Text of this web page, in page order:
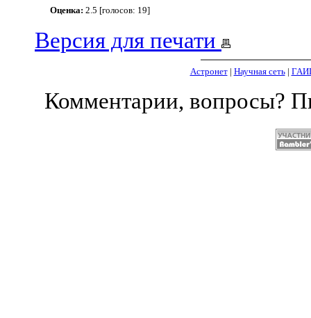
Оценка: 2.5 [голосов: 19]
Версия для печати
Астронет| Научная сеть|
Комментарии, вопросы?